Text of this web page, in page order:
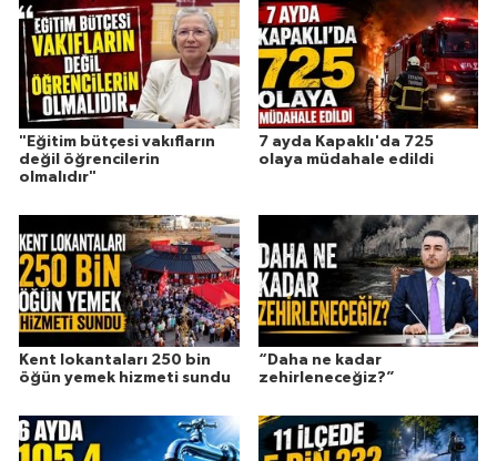
"Eğitim bütçesi vakıfların
değil öğrencilerin
olmalıdır"
7 ayda Kapaklı'da 725
olaya müdahale edildi
Kent lokantaları 250 bin
öğün yemek hizmeti sundu
“Daha ne kadar
zehirleneceğiz?”